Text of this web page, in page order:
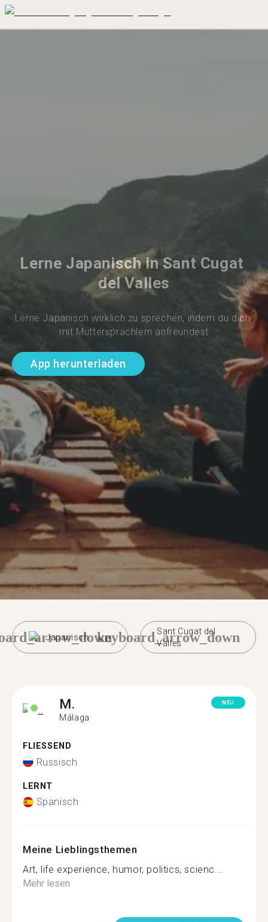
Lerne Japanisch in Sant Cugat
del Valles
Lerne Japanisch wirklich zu sprechen, indem du dich
mit Muttersprachlern anfreundest
App herunterladen
Japanisch
Sant Cugat del
Valles
keyboard_arrow_down
M.
Málaga
NEU
FLIESSEND
Russisch
LERNT
Spanisch
Meine Lieblingsthemen
Art, life experience, humor, politics, scienc...
Mehr lesen